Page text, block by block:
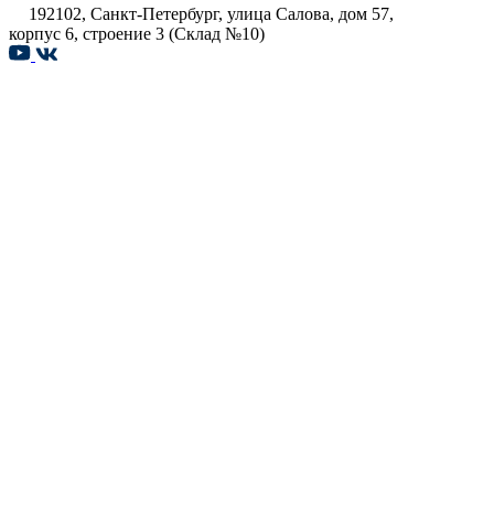
192102, Санкт-Петербург, улица Салова, дом 57,
корпус 6, строение 3 (Склад №10)